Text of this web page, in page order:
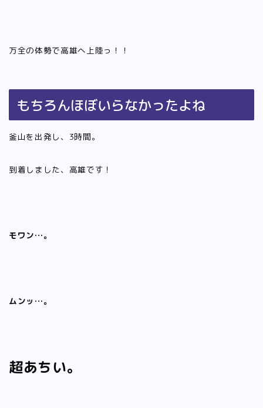
万全の体勢で高雄へ上陸っ！！
もちろんほぼいらなかったよね
釜山を出発し、3時間。
到着しました、高雄です！
モワン…。
ムンッ…。
超あちい。